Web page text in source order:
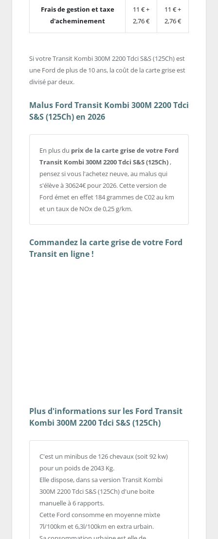
Frais de gestion et taxe
d'acheminement
11 € +
2,76 €
11 € +
2,76 €
Si votre Transit Kombi 300M 2200 Tdci S&S (125Ch) est
une Ford de plus de 10 ans, la coût de la carte grise est
divisé par deux.
Malus Ford Transit Kombi 300M 2200 Tdci
S&S (125Ch) en 2026
En plus du prix de la carte grise de votre Ford
Transit Kombi 300M 2200 Tdci S&S (125Ch) ,
pensez si vous l'achetez neuve, au malus qui
s'élève à 30624€ pour 2026. Cette version de
Ford émet en effet 184 grammes de C02 au km
et un taux de NOx de 0,25 g/km.
Commandez la carte grise de votre Ford
Transit en ligne !
Plus d'informations sur les Ford Transit
Kombi 300M 2200 Tdci S&S (125Ch)
C'est un minibus de 126 chevaux (soit 92 kw)
pour un poids de 2043 Kg.
Elle dispose, dans sa version Transit Kombi
300M 2200 Tdci S&S (125Ch) d'une boite
manuelle à 6 rapports.
Cette Ford consomme en moyenne mixte
7l/100km et 6,3l/100km en extra urbain.